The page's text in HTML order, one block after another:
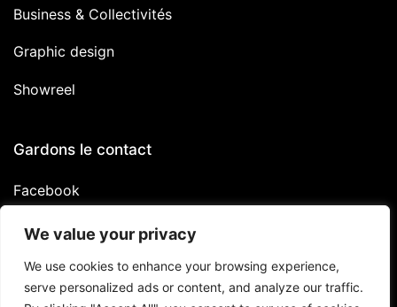
We value your privacy
We use cookies to enhance your browsing experience,
serve personalized ads or content, and analyze our traffic.
Business & Collectivités
Graphic design
Showreel
Gardons le contact
Facebook
Linkedin
Instagram